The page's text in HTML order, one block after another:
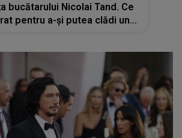
bucătarului Nicolai Tand. Ce
pentru a-și putea clădi un